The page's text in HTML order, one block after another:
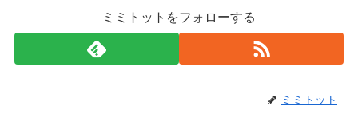
ミミトットをフォローする
ミミトット